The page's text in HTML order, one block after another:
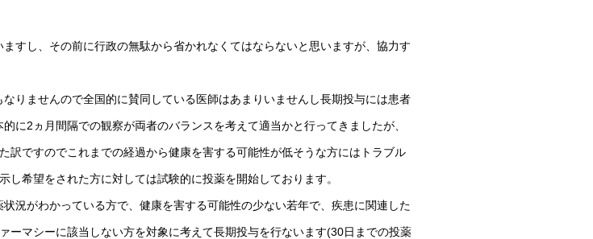
すし、その前に行政の無駄から省かれなくてはならないと思いますが、協力す
りませんので全国的に賛同している医師はあまりいませんし長期投与には患者
に2ヵ月間隔での観察が両者のバランスを考えて適当かと行ってきましたが、
訳ですのでこれまでの経過から健康を害する可能性が低そうな方にはトラブル
希望をされた方に対しては試験的に投薬を開始しております。
況がわかっている方で、健康を害する可能性の少ない若年で、疾患に関連した
ーマシーに該当しない方を対象に考えて長期投与を行ないます(30日までの投薬